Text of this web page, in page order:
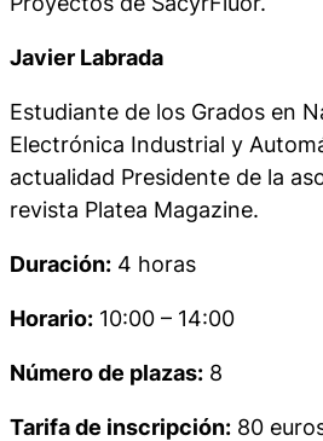
Javier Labrada
Estudiante de los Grados en
Electrónica Industrial y
actualidad Presidente de la
revista Platea Magazine.
Duración: 4 horas
Horario: 10:00 – 14:00
Número de plazas: 8
Tarifa de inscripción: 80